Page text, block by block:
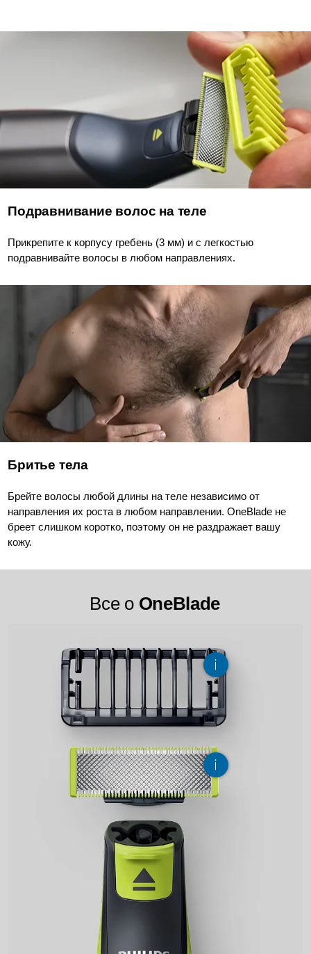
Подравнивание волос на теле
Прикрепите к корпусу гребень (3 мм) и с легкостью
подравнивайте волосы в любом направлениях.
Бритье тела
Брейте волосы любой длины на теле независимо от
направления их роста в любом направлении. OneBlade не
бреет слишком коротко, поэтому он не раздражает вашу
кожу.
Все о OneBlade